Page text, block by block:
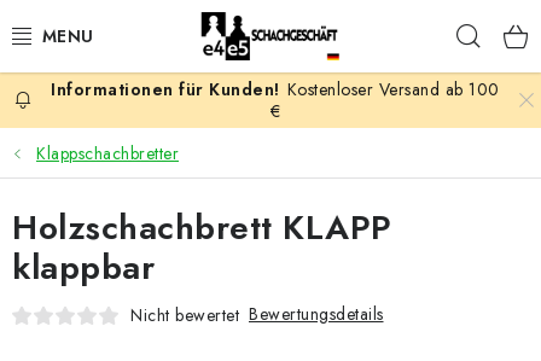
Inhalt
AKTION
SCHACHSPIELE
SCHACHFIGUREN
SCHACHBRETTER
Kostenloser Versand ab 100
€
Klappschachbretter
Holzschachbrett KLAPP
klappbar
Nicht bewertet Bewertungsdetails